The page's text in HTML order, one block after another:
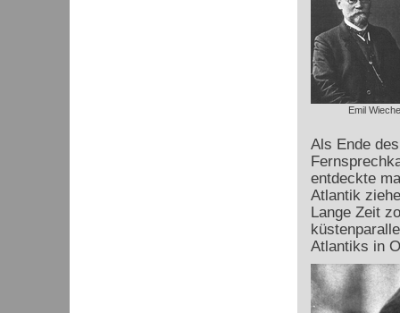
Emil
Als Ende
entdeckte
Atlantik
Lange Zeit
Atlantiks in